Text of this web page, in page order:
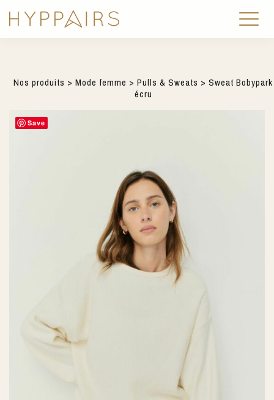
Nos produits > Mode femme > Pulls & Sweats > Sweat Bobypark
écru
Save